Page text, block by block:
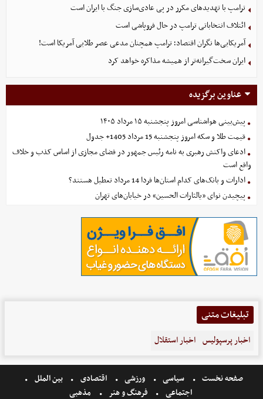
ترامپ با تهدیدهای مکرر در پی عادی‌سازی جنگ با ایران است
ائتلاف انتخاباتی ترامپ در حال فروپاشی است
آمریکایی‌ها نگران اقتصاد؛ ترامپ همچنان مدعی عصر طلایی آمریکا است!
ایران سخت‌گیرانه‌تر از همیشه مذاکره خواهد کرد
عناوین برگزیده
پیش‌بینی هواشناسی امروز پنجشنبه ۱۵ مرداد ۱۴۰۵
قیمت طلا و سکه امروز پنجشنبه 15 مرداد 1405+ جدول
ادعای واکنش رهبری به نامه رئیس جمهور در فضای مجازی از اساس کذب و خلاف
واقع است
ادارات و بانک‌های کدام استان‌ها فردا 14 مرداد تعطیل هستند؟
پیچیدن نوای «یالثارات الحسین» در خیابان‌های تهران
تبلیغات متنی
اخبار پرسپولیس اخبار استقلال
صفحه نخست سیاسی ورزشی اقتصادی
بین الملل
اجتماعی
فرهنگ و هنر مذهبی